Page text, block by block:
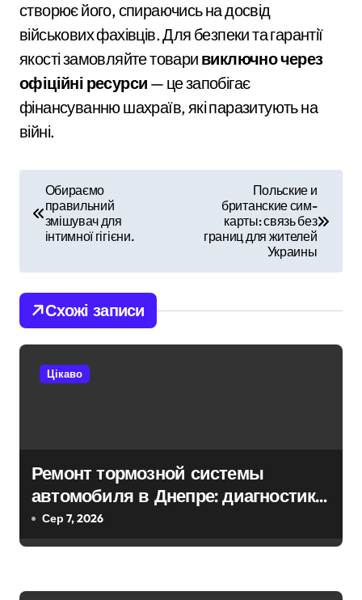
створює його, спираючись на досвід
військових фахівців. Для безпеки та гарантії
якості замовляйте товари виключно через
офіційні ресурси — це запобігає
фінансуванню шахраїв, які паразитують на
війні.
і
г
а
а
п
и
Обираємо
правильний
змішувач для
інтимної гігієни.
Польские и
британские сим-
карты: связь без
границ для жителей
Украины
Схожі записи
Цікаво
Ремонт тормозной системы
автомобиля в Днепре: диагностика,
обслуживание и замена деталей
Сер 7, 2026